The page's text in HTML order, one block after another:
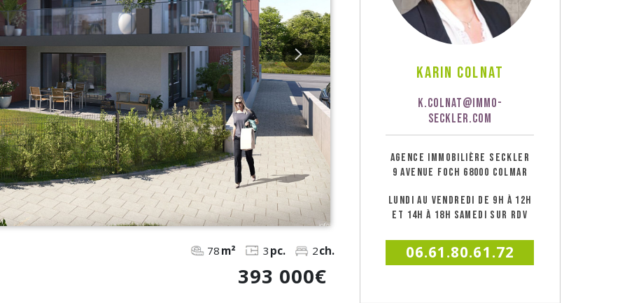
78 m² 3 pc. 2ch.
393 000€
Karin Colnat
K.COLNAT@IMMO-
SECKLER.COM
AGENCE IMMOBILIÈRE SECKLER
9 AVENUE FOCH 68000 COLMAR
LUNDI AU VENDREDI DE 9H À 12H
ET 14H À 18H SAMEDI SUR RDV
06.61.80.61.72